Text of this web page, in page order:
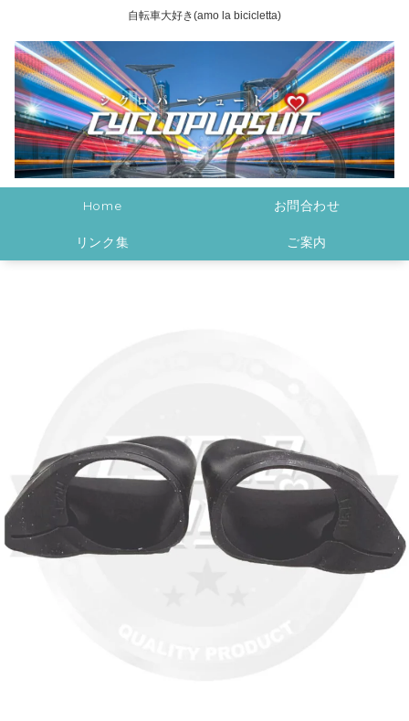
自転車大好き(amo la bicicletta)
Home お問合わせ
リンク集 ご案内